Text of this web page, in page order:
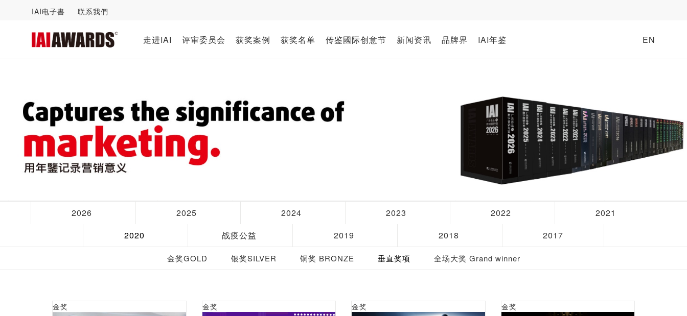
IAI电子書 联系我們
走进IAI 评审委员会 获奖案例 获奖名单 传鉴國际创意节 新闻资讯 品牌界 IAI年鉴 EN
2026 2025 2024 2023 2022
2021
2020
战疫公益 2019 2018 2017
金奖GOLD 银奖SILVER 铜奖 BRONZE 垂直奖项 全场大奖 Grand winner
金奖 金奖 金奖 金奖